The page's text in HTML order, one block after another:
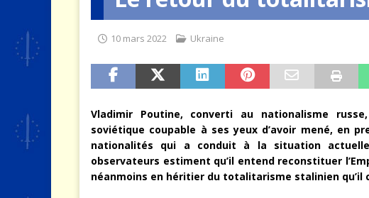
[ 4 août 2026 ] Quand la crise arbitre à
10 mars 2022 Ukraine
Vladimir Poutine, converti au nationalisme
soviétique coupable à ses yeux d’avoir mené, en
nationalités qui a conduit à la situation actuelle
observateurs estiment qu’il entend reconstituer
néanmoins en héritier du totalitarisme stalinien qu’il